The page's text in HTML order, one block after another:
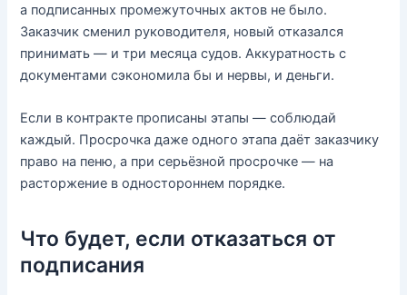
а подписанных промежуточных актов не было.
Заказчик сменил руководителя, новый отказался
принимать — и три месяца судов. Аккуратность с
документами сэкономила бы и нервы, и деньги.
Если в контракте прописаны этапы — соблюдай
каждый. Просрочка даже одного этапа даёт заказчику
право на пеню, а при серьёзной просрочке — на
расторжение в одностороннем порядке.
Что будет, если отказаться от
подписания